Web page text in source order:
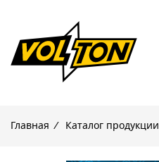
Главная / Каталог продукции